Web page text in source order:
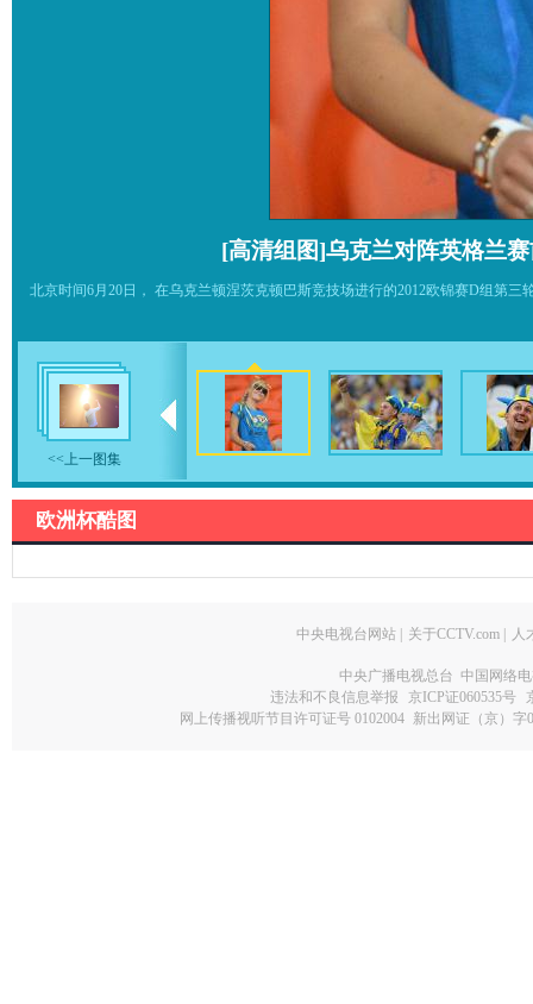
[高清组图]乌克兰对阵英格兰
北京时间6月20日， 在乌克兰顿涅茨克顿巴斯竞技场进行的2012欧锦赛D组第
<<上一图集
欧洲杯酷图
中央电视台网站 关于CCTV.com 人
中央广播电视总台 中国网络
违法和不良信息举报
京ICP证060535号
网上传播视听节目许可证号 0102004 新出网证（京）